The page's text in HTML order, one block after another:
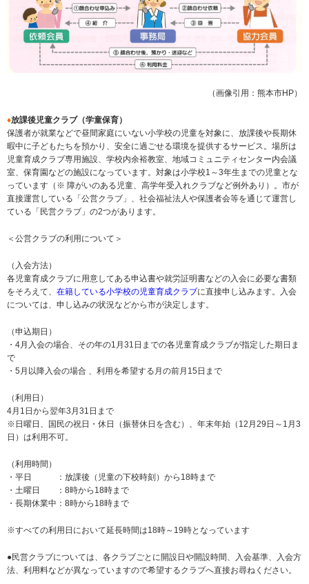
（画像引用：熊本市HP）
♦放課後児童クラブ（学童保育）
保護者が就業などで昼間家庭にいない小学校の児童を対象に、放課後や長期休
暇中に子どもたちを預かり、安全に過ごせる環境を提供するサービス。場所は
児童育成クラブ専用施設、学校内余裕教室、地域コミュニティセンター内会議
室、保育園などの施設になっています。対象は小学校1～3年生までの児童とな
っています（※ 障がいのある児童、高学年受入れクラブなど例外あり）。市が
直接運営している「公営クラブ」、社会福祉法人や保護者会等を通じて運営し
ている「民営クラブ」の2つがあります。
＜公営クラブの利用について＞
（入会方法）
各児童育成クラブに用意してある申込書や就労証明書などの入会に必要な書類
をそろえて、 在籍している小学校の児童育成クラブに直接申し込みます。入会
については、申し込みの状況などから市が決定します。
（申込期日）
・4月入会の場合、その年の1月31日までの各児童育成クラブが指定した期日ま
で
・5月以降入会の場合 、利用を希望する月の前月15日まで
（利用日）
4月1日から翌年3月31日まで
※日曜日、国民の祝日・休日（振替休日を含む）、年末年始（12月29日～1月3
日）は利用不可。
（利用時間）
・平日 ：放課後（児童の下校時刻）から18時まで
・土曜日 ：8時から18時まで
・長期休業中：8時から18時まで
※すべての利用日において延長時間は18時～19時となっています
●民営クラブについては、各クラブごとに開設日や開設時間、入会基準、入会方
法、利用料などが異なっていますので希望するクラブへ直接お尋ねください。